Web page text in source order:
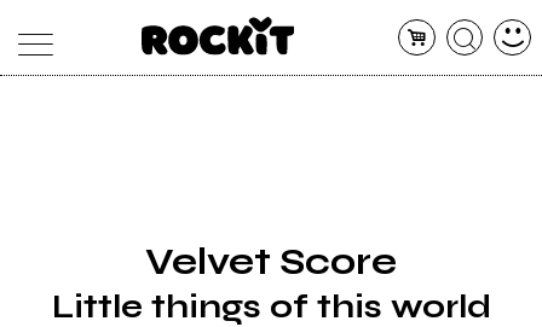
SHOP
RADIO
Velvet Score
Little things of this world